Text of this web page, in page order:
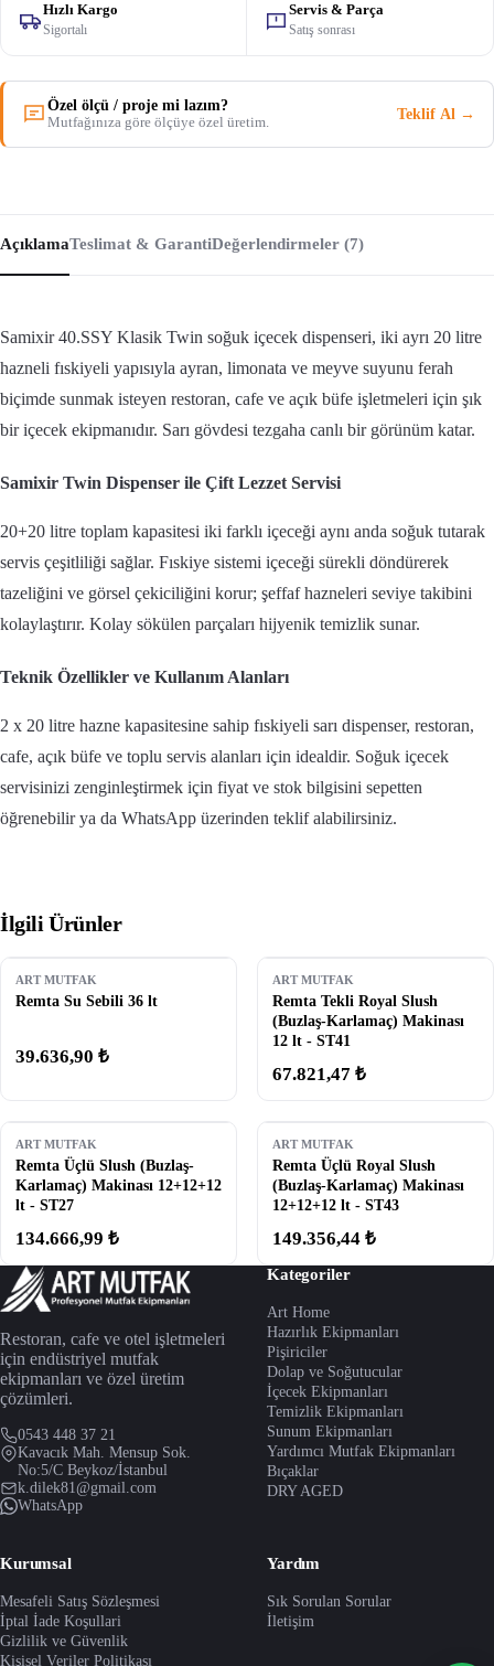
Hızlı Kargo
Sigortalı
Servis & Parça
Satış sonrası
Özel ölçü / proje mi lazım?
Mutfağınıza göre ölçüye özel üretim.
Teklif Al →
AçıklamaTeslimat & GarantiDeğerlendirmeler (7)
Samixir 40.SSY Klasik Twin soğuk içecek dispenseri, iki ayrı 20 litre
hazneli fıskiyeli yapısıyla ayran, limonata ve meyve suyunu ferah
biçimde sunmak isteyen restoran, cafe ve açık büfe işletmeleri için şık
bir içecek ekipmanıdır. Sarı gövdesi tezgaha canlı bir görünüm katar.
Samixir Twin Dispenser ile Çift Lezzet Servisi
20+20 litre toplam kapasitesi iki farklı içeceği aynı anda soğuk tutarak
servis çeşitliliği sağlar. Fıskiye sistemi içeceği sürekli döndürerek
tazeliğini ve görsel çekiciliğini korur; şeffaf hazneleri seviye takibini
kolaylaştırır. Kolay sökülen parçaları hijyenik temizlik sunar.
Teknik Özellikler ve Kullanım Alanları
2 x 20 litre hazne kapasitesine sahip fıskiyeli sarı dispenser, restoran,
cafe, açık büfe ve toplu servis alanları için idealdir. Soğuk içecek
servisinizi zenginleştirmek için fiyat ve stok bilgisini sepetten
öğrenebilir ya da WhatsApp üzerinden teklif alabilirsiniz.
İlgili Ürünler
ART MUTFAK
Remta Su Sebili 36 lt
39.636,90 ₺
ART MUTFAK
Remta Tekli Royal Slush
(Buzlaş-Karlamaç) Makinası
12 lt - ST41
67.821,47 ₺
ART MUTFAK
Remta Üçlü Slush (Buzlaş-
Karlamaç) Makinası 12+12+12
lt - ST27
134.666,99 ₺
ART MUTFAK
Remta Üçlü Royal Slush
(Buzlaş-Karlamaç) Makinası
12+12+12 lt - ST43
149.356,44 ₺
Restoran, cafe ve otel işletmeleri
için endüstriyel mutfak
ekipmanları ve özel üretim
çözümleri.
0543 448 37 21
Kavacık Mah. Mensup Sok.
No:5/C Beykoz/İstanbul
k.dilek81@gmail.com
WhatsApp
Kategoriler
Art Home
Hazırlık Ekipmanları
Pişiriciler
Dolap ve Soğutucular
İçecek Ekipmanları
Temizlik Ekipmanları
Sunum Ekipmanları
Yardımcı Mutfak Ekipmanları
Bıçaklar
DRY AGED
Kurumsal
Mesafeli Satış Sözleşmesi
İptal İade Koşullari
Gizlilik ve Güvenlik
Kişisel Veriler Politikası
Yardım
Sık Sorulan Sorular
İletişim